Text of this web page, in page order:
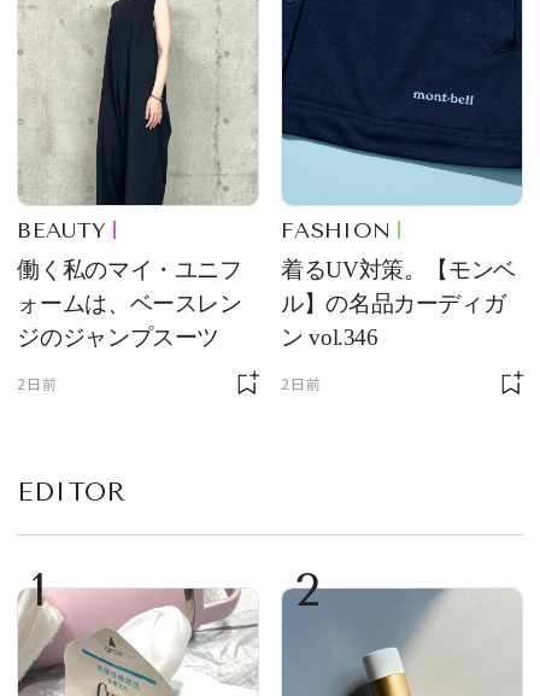
BEAUTY
働く私のマイ・ユニフ
ォームは、ベースレン
ジのジャンプスーツ
2日前
FASHION
着るUV対策。【モンベ
ル】の名品カーディガ
ン vol.346
2日前
EDITOR
1 2